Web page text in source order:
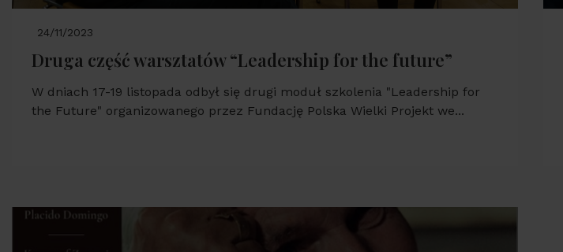
24/11/2023
Druga część warsztatów “Leadership for the future”
W dniach 17-19 listopada odbył się drugi moduł szkolenia "Leadership for
the Future" organizowanego przez Fundację Polska Wielki Projekt we...